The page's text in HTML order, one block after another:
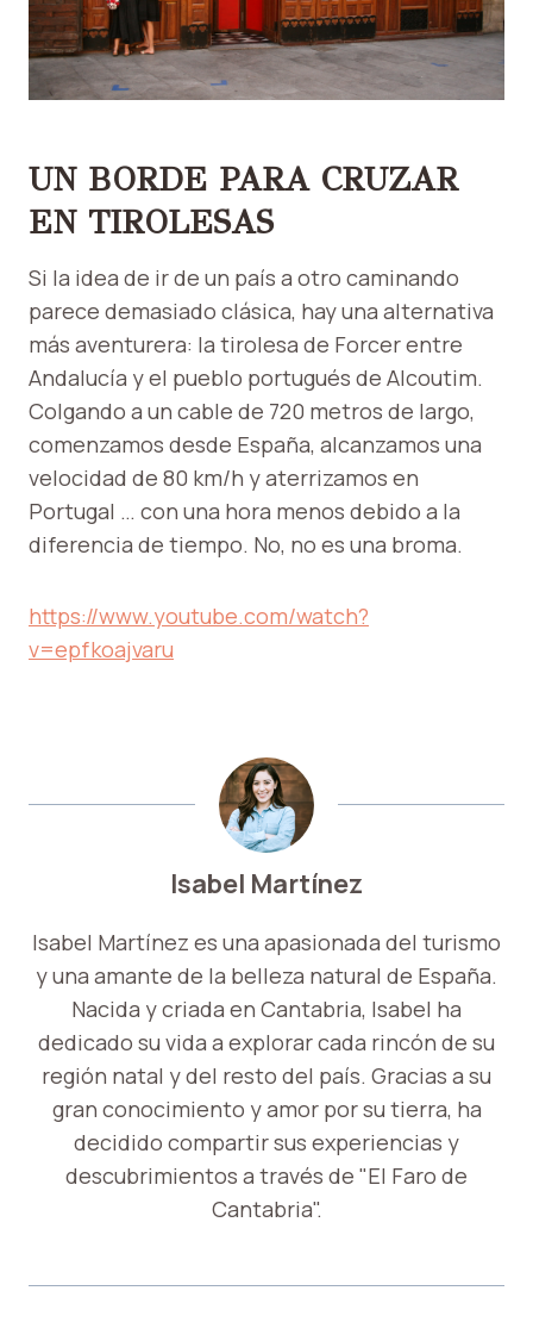
UN BORDE PARA CRUZAR
EN TIROLESAS
Si la idea de ir de un país a otro caminando
parece demasiado clásica, hay una alternativa
más aventurera: la tirolesa de Forcer entre
Andalucía y el pueblo portugués de Alcoutim.
Colgando a un cable de 720 metros de largo,
comenzamos desde España, alcanzamos una
velocidad de 80 km/h y aterrizamos en
Portugal … con una hora menos debido a la
diferencia de tiempo. No, no es una broma.
https://www.youtube.com/watch?
v=epfkoajvaru
Isabel Martínez
Isabel Martínez es una apasionada del turismo
y una amante de la belleza natural de España.
Nacida y criada en Cantabria, Isabel ha
dedicado su vida a explorar cada rincón de su
región natal y del resto del país. Gracias a su
gran conocimiento y amor por su tierra, ha
decidido compartir sus experiencias y
descubrimientos a través de "El Faro de
Cantabria".